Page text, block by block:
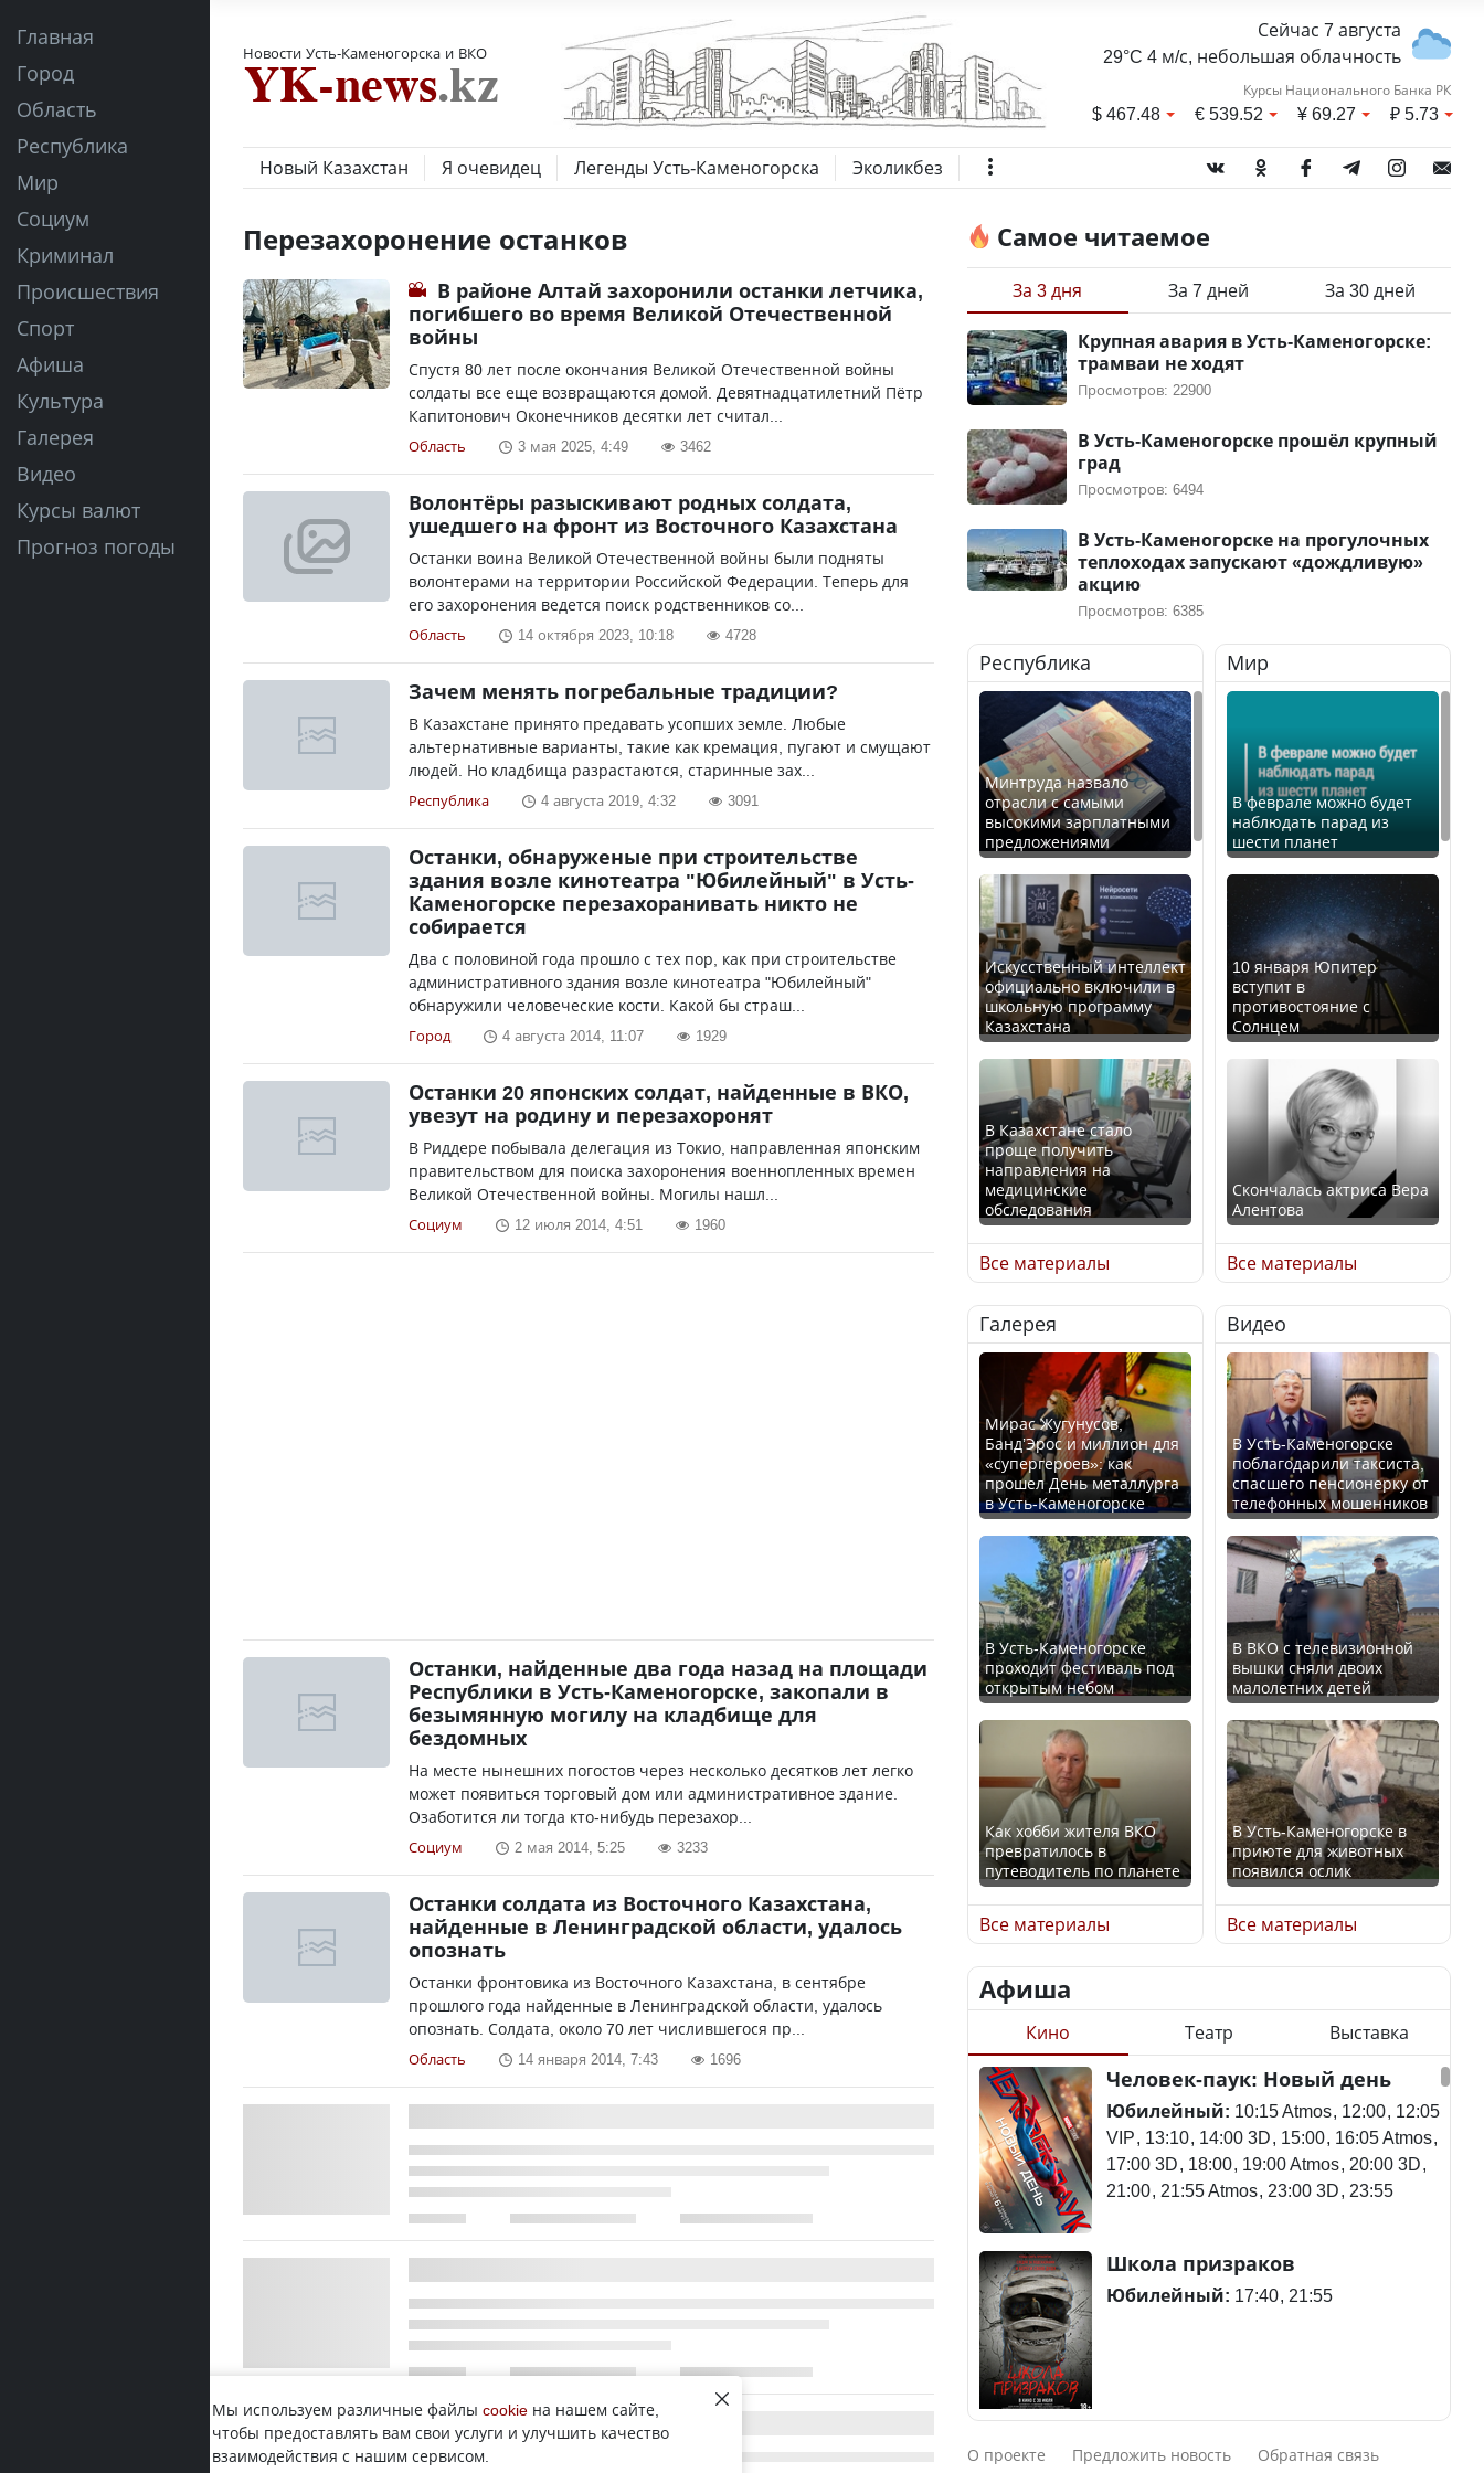
Главная
Город
Область
Республика
Мир
Социум
Криминал
Происшествия
Спорт
Афиша
Культура
Галерея
Видео
Курсы валют
Прогноз погоды
Новости Усть-Каменогорска и ВКО
Сейчас 7 августа
29°C 4 м/с, небольшая облачность
Курсы Национального Банка РК
$467.48 €539.52 ¥69.27 ₽5.73
Новый Казахстан Я очевидец Легенды Усть-Каменогорска Эколикбез
Перезахоронение останков
В районе Алтай захоронили останки летчика,
погибшего во время Великой Отечественной
войны
Спустя 80 лет после окончания Великой Отечественной войны
солдаты все еще возвращаются домой. Девятнадцатилетний Пётр
Капитонович Оконечников десятки лет считал...
Область 3 мая 2025, 4:49 3462
Волонтёры разыскивают родных солдата,
ушедшего на фронт из Восточного Казахстана
Останки воина Великой Отечественной войны были подняты
волонтерами на территории Российской Федерации. Теперь для
его захоронения ведется поиск родственников со...
Область 14 октября 2023, 10:18 4728
Зачем менять погребальные традиции?
В Казахстане принято предавать усопших земле. Любые
альтернативные варианты, такие как кремация, пугают и смущают
людей. Но кладбища разрастаются, старинные зах...
Республика 4 августа 2019, 4:32 3091
Останки, обнаруженые при строительстве
здания возле кинотеатра "Юбилейный" в Усть-
Каменогорске перезахоранивать никто не
собирается
Два с половиной года прошло с тех пор, как при строительстве
административного здания возле кинотеатра "Юбилейный"
обнаружили человеческие кости. Какой бы страш...
Город 4 августа 2014, 11:07 1929
Останки 20 японских солдат, найденные в ВКО,
увезут на родину и перезахоронят
В Риддере побывала делегация из Токио, направленная японским
правительством для поиска захоронения военнопленных времен
Великой Отечественной войны. Могилы нашл...
Социум 12 июля 2014, 4:51 1960
Останки, найденные два года назад на площади
Республики в Усть-Каменогорске, закопали в
безымянную могилу на кладбище для
бездомных
На месте нынешних погостов через несколько десятков лет легко
может появиться торговый дом или административное здание.
Озаботится ли тогда кто-нибудь перезахор...
Социум 2 мая 2014, 5:25 3233
Останки солдата из Восточного Казахстана,
найденные в Ленинградской области, удалось
опознать
Останки фронтовика из Восточного Казахстана, в сентябре
прошлого года найденные в Ленинградской области, удалось
опознать. Солдата, около 70 лет числившегося пр...
Область 14 января 2014, 7:43 1696
Самое читаемое
За 3 дня За 7 дней За 30 дней
Крупная авария в Усть-Каменогорске:
трамваи не ходят
Просмотров: 22900
В Усть-Каменогорске прошёл крупный
град
Просмотров: 6494
В Усть-Каменогорске на прогулочных
теплоходах запускают «дождливую»
акцию
Просмотров: 6385
Республика
Минтруда назвало
отрасли с самыми
высокими зарплатными
предложениями
Искусственный интеллект
официально включили в
школьную программу
Казахстана
В Казахстане стало
проще получить
направления на
медицинские
обследования
Қазақстан Орталық Азия
елдері арасында әл-ауқат
индексінде көш бастады
Казахстан возглавил
рейтинг благополучия
среди стран Центральной
Азии
Будут ли представлены
интересы регионов в
Курултае?
Ең төменгі жалақы,
алимент, экология: жеті
партия сайлаушылармен
нені талқылап жатыр?
алименты, экология — о
чем говорят с
избирателями
представители партий
Министр рассказал, из
чего делают колбасу в
Казахстане
почему казахстанские
Все материалы
Мир
В феврале можно будет
наблюдать парад из
шести планет
10 января Юпитер
вступит в
противостояние с
Солнцем
Скончалась актриса Вера
Алентова
В РФ вынесен заочный
приговор по уголовному
делу об убийстве Игоря
Талькова
В России введены
дополнительные
ограничения для
казахстанских прав
Трамп официально
вступил в должность
президента США
Луну признали объектом
культурного наследия,
находящегося под
угрозой исчезновения
Станет ли
метапневмовирус
эпидемией, рассказали в
ВОЗ
потерпел крушение в
Южной Корее, погибли
120 человек
Актау: Путин принес
Все материалы
Галерея
Мирас Жугунусов,
Банд’Эрос и миллион для
«супергероев»: как
прошел День металлурга
в Усть-Каменогорске
В Усть-Каменогорске
проходит фестиваль под
открытым небом
Как хобби жителя ВКО
превратилось в
путеводитель по планете
Все материалы
Видео
В Усть-Каменогорске
поблагодарили таксиста,
спасшего пенсионерку от
телефонных мошенников
В ВКО с телевизионной
вышки сняли двоих
малолетних детей
В Усть-Каменогорске в
приюте для животных
появился ослик
Все материалы
Афиша
Кино Театр Выставка
Человек-паук: Новый день
Юбилейный: 10:15 Atmos 12:00 12:05
VIP 13:10 14:00 3D 15:00 16:05 Atmos
17:00 3D 18:00 19:00 Atmos 20:00 3D
21:00 21:55 Atmos 23:00 3D 23:55
Школа призраков
Юбилейный: 17:40 21:55
Смешарики сквозь вселенные
О проекте Предложить новость Обратная связь
Мы используем различные файлы cookie на нашем сайте,
чтобы предоставлять вам свои услуги и улучшить качество
взаимодействия с нашим сервисом.